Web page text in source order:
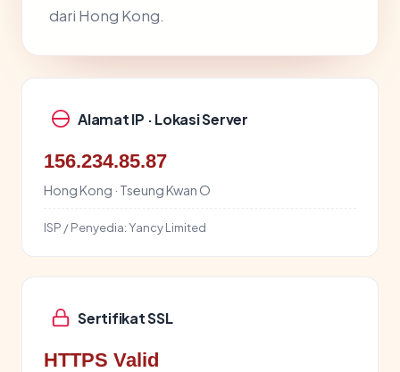
dari Hong Kong.
Alamat IP · Lokasi Server
156.234.85.87
Hong Kong · Tseung Kwan O
ISP / Penyedia:Yancy Limited
Sertifikat SSL
HTTPS Valid